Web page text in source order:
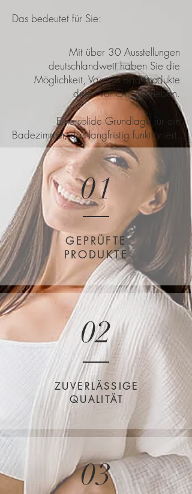
Das bedeutet für Sie:
Mit über 30 Ausstellungen
deutschlandweit haben Sie die
Möglichkeit, Vamigo Bad Produkte
direkt vor Ort zu erleben.
Eine solide Grundlage für ein
Badezimmer, das langfristig funktioniert.
01
GEPRÜFTE
PRODUKTE
02
ZUVERLÄSSIGE
QUALITÄT
03